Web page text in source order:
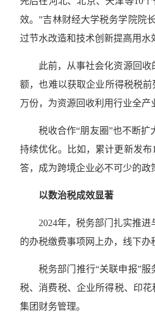
效。”吉林财经大学税务学院院
过节水改造和技术创新提高用
此前，从事社会化资源回
额，也难以获取企业所得税税
万份，为资源回收利用行业全
税收合作“朋友圈”也不断
持续优化。比如，累计更新发
答，成为跨境企业必不可少的政
以数治税成效显著
2024年，税务部门扎实推
的办税缴费事项网上办，线下办
税务部门推行“关联申报”
税、消费税、企业所得税、印
集团财务管理。